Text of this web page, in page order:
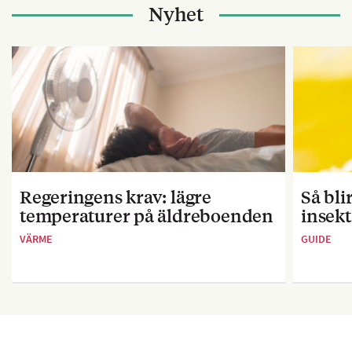
Nyhet
Regeringens krav: lägre
temperaturer på äldreboenden
VÄRME
Så
GUIDE